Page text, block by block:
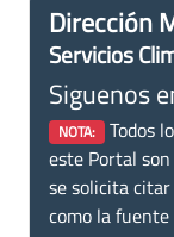
Dirección
Servicios
Siguenos
NOTA: Todos
este Portal
se solicita
como la